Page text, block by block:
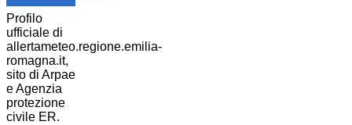
Profilo
ufficiale di
allertameteo.regione.emilia-
romagna.it,
sito di Arpae
e Agenzia
protezione
civile ER.